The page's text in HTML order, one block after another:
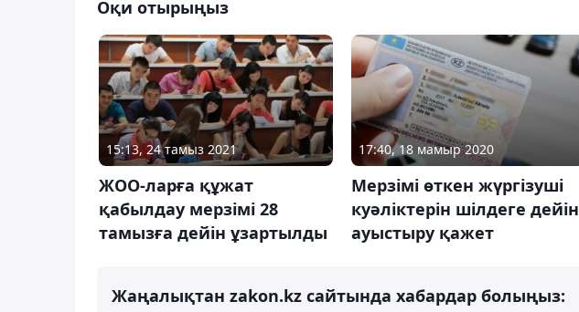
Оқи отырыңыз
15:13, 24 тамыз 2021
ЖОО-ларға құжат
қабылдау мерзімі 28
тамызға дейін ұзартылды
17:40, 18 мамыр 2020
Мерзімі өткен жүргізуші
куәліктерін шілдеге дейін
ауыстыру қажет
Жаңалықтан zakon.kz сайтында хабардар болыңыз: